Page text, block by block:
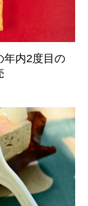
年内2度目の